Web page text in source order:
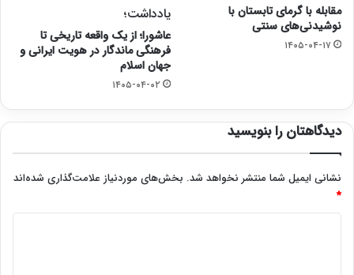
مقابله با گرمای تابستان با
نوشیدنی‌های سنتی
۱۴۰۵-۰۴-۱۷
یادداشت؛
عاشورا؛ از یک واقعه تاریخی تا
فرهنگی ماندگار در هویت ایرانی و
جهان اسلام
۱۴۰۵-۰۴-۰۲
دیدگاهتان را بنویسید
نشانی ایمیل شما منتشر نخواهد شد. بخش‌های موردنیاز علامت‌گذاری شده‌اند
*